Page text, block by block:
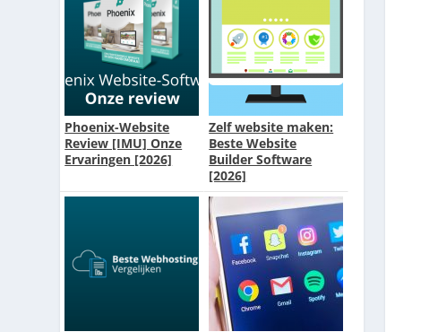
Phoenix-Website
Review [IMU] Onze
Ervaringen [2026]
Zelf website maken:
Beste Website
Builder Software
[2026]